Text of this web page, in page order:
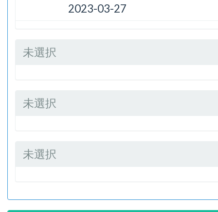
2023-03-27
未選択
未選択
未選択